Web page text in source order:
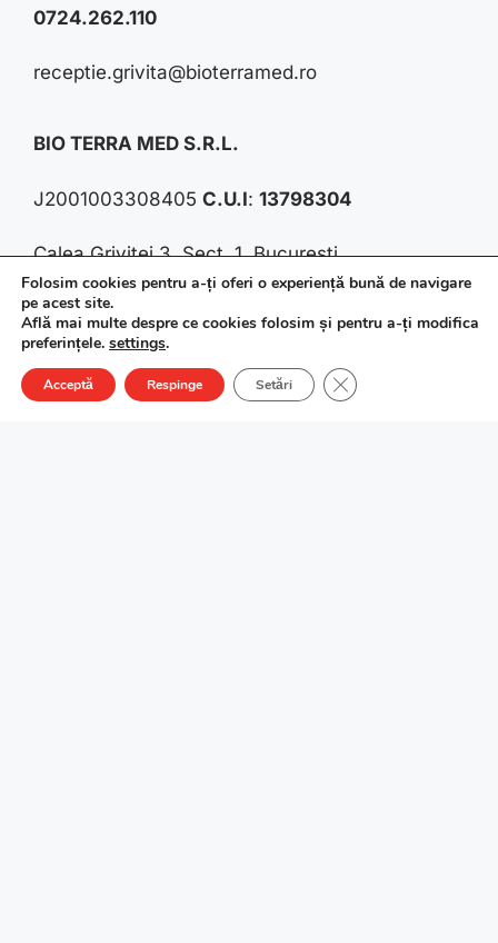
0724.262.110
receptie.grivita@bioterramed.ro
BIO TERRA MED S.R.L.
J2001003308405 C.U.I: 13798304
Calea Griviței 3, Sect. 1, București
Pictor I. Negulici 27, Sect. 1, București
IBAN:RO87INGB0000999904552137
Item added to cart.
0 items -0,00 lei
Folosim cookies pentru a-ți oferi o experiență bună de navigare
pe acest site.
Află mai multe despre ce cookies folosim și pentru a-ți modifica
preferințele. settings.
Acceptă Respinge Setări Close GDPR Cookie